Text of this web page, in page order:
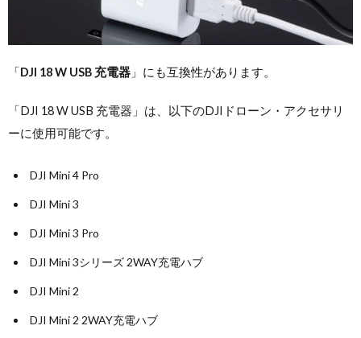
「DJI 18 W USB 充電器 」にも互換性があります。
「DJI 18 W USB 充電器」は、以下のDJIドローン・アクセサリ
ーに使用可能です。
DJI Mini 4 Pro
DJI Mini 3
DJI Mini 3 Pro
DJI Mini 3シリーズ 2WAY充電ハブ
DJI Mini 2
DJI Mini 2 2WAY充電ハブ